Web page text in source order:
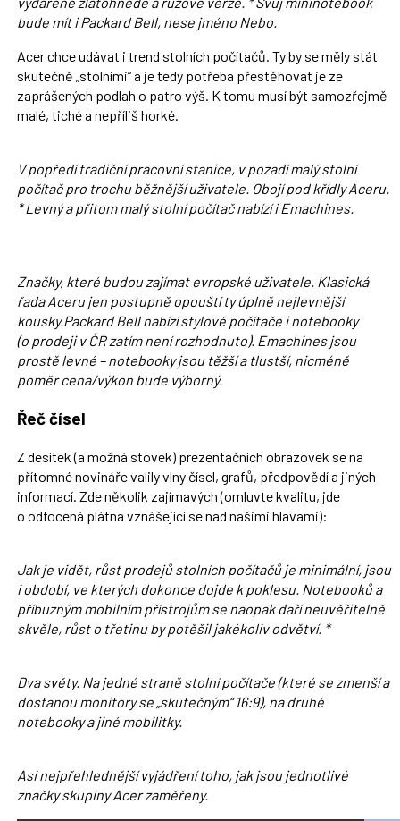
bude mít i Packard Bell, nese jméno Nebo.
Acer chce udávat i trend stolních počítačů. Ty by se měly stát
skutečně „stolními“ a je tedy potřeba přestěhovat je ze
zaprášených podlah o patro výš. K tomu musí být samozřejmě
malé, tiché a nepříliš horké.
V popředí tradiční pracovní stanice, v pozadí malý stolní
počítač pro trochu běžnější uživatele. Obojí pod křídly Aceru.
* Levný a přitom malý stolní počítač nabízí i Emachines.
Značky, které budou zajímat evropské uživatele. Klasická
řada Aceru jen postupně opouští ty úplně nejlevnější
kousky.Packard Bell nabízí stylové počítače i notebooky
(o prodeji v ČR zatím není rozhodnuto). Emachines jsou
prostě levné – notebooky jsou těžší a tlustší, nicméně
poměr cena/výkon bude výborný.
Řeč čísel
Z desítek (a možná stovek) prezentačních obrazovek se na
přítomné novináře valily vlny čísel, grafů, předpovědí a jiných
informací. Zde několik zajímavých (omluvte kvalitu, jde
o odfocená plátna vznášející se nad našimi hlavami):
Jak je vidět, růst prodejů stolních počítačů je minimální, jsou
i období, ve kterých dokonce dojde k poklesu. Notebooků a
příbuzným mobilním přístrojům se naopak daří neuvěřitelně
skvěle, růst o třetinu by potěšil jakékoliv odvětví. *
Dva světy. Na jedné straně stolní počítače (které se zmenší a
dostanou monitory se „skutečným“ 16:9), na druhé
notebooky a jiné mobilitky.
Asi nejpřehlednější vyjádření toho, jak jsou jednotlivé
značky skupiny Acer zaměřeny.